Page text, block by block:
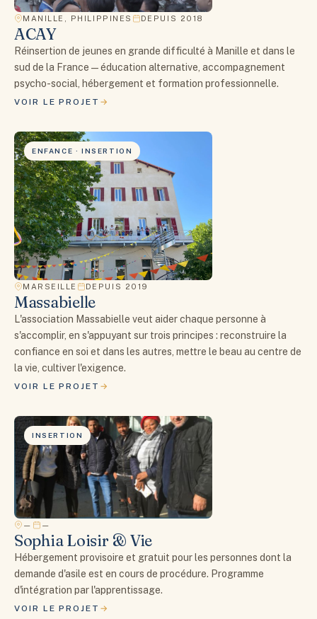
MANILLE, PHILIPPINES DEPUIS 2018
ACAY
Réinsertion de jeunes en grande difficulté à Manille et dans le
sud de la France — éducation alternative, accompagnement
psycho-social, hébergement et formation professionnelle.
VOIR LE PROJET
ENFANCE · INSERTION
MARSEILLE DEPUIS 2019
Massabielle
L'association Massabielle veut aider chaque personne à
s'accomplir, en s'appuyant sur trois principes : reconstruire la
confiance en soi et dans les autres, mettre le beau au centre de
la vie, cultiver l'exigence.
VOIR LE PROJET
INSERTION
— —
Sophia Loisir & Vie
Hébergement provisoire et gratuit pour les personnes dont la
demande d'asile est en cours de procédure. Programme
d'intégration par l'apprentissage.
VOIR LE PROJET